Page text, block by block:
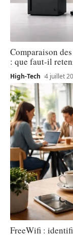
Comparaison
: que faut-il
High-Tech 4 juillet
FreeWifi :